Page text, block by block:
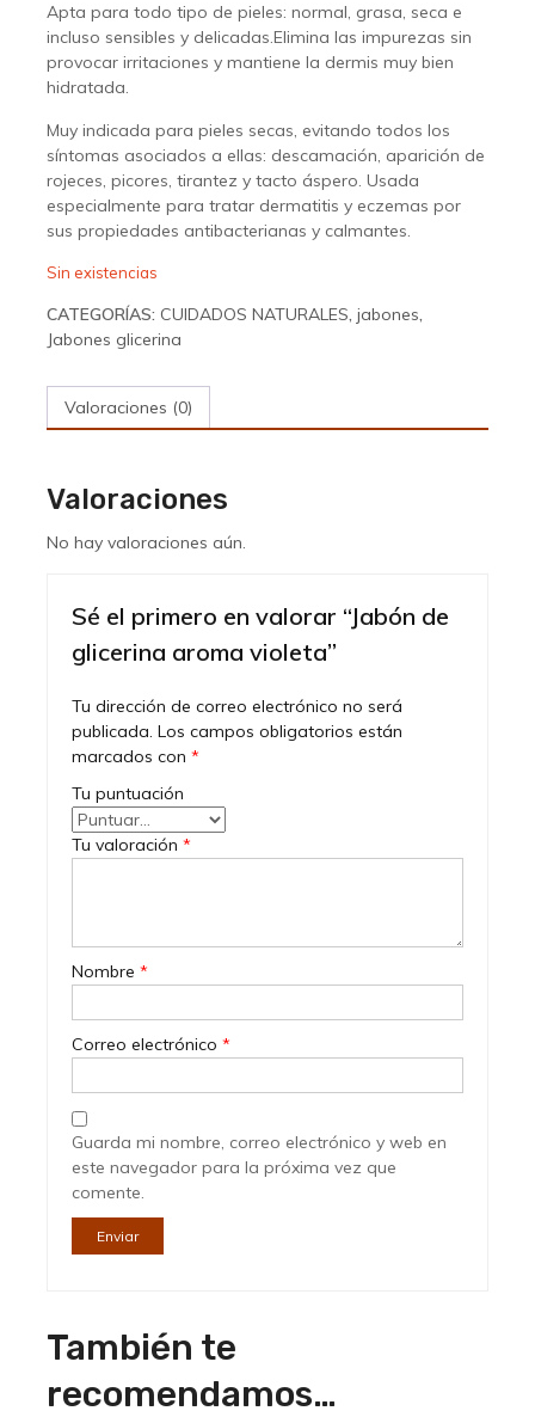
Apta para todo tipo de pieles: normal, grasa, seca e
incluso sensibles y delicadas.Elimina las impurezas sin
provocar irritaciones y mantiene la dermis muy bien
hidratada.
Muy indicada para pieles secas, evitando todos los
síntomas asociados a ellas: descamación, aparición de
rojeces, picores, tirantez y tacto áspero. Usada
especialmente para tratar dermatitis y eczemas por
sus propiedades antibacterianas y calmantes.
Sin existencias
CATEGORÍAS: CUIDADOS NATURALES, jabones,
Jabones glicerina
Valoraciones (0)
Valoraciones
No hay valoraciones aún.
Sé el primero en valorar “Jabón de
glicerina aroma violeta”
Tu dirección de correo electrónico no será
publicada. Los campos obligatorios están
marcados con *
Tu puntuación
Tu valoración *
Nombre *
Correo electrónico *
Guarda mi nombre, correo electrónico y web en
este navegador para la próxima vez que
comente.
También te
recomendamos…